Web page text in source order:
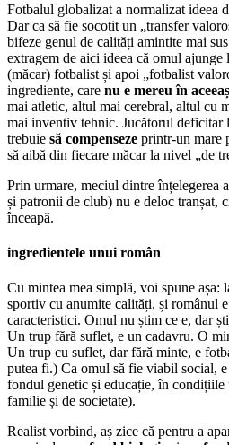
Fotbalul globalizat a normalizat ideea
Dar ca să fie socotit un „transfer
bifeze genul de calități amintite mai
extragem de aici ideea că omul ajunge
(măcar) fotbalist și apoi „fotbalist
ingrediente, care nu e mereu în
mai atletic, altul mai cerebral, altul cu
mai inventiv tehnic. Jucătorul deficitar
trebuie să compenseze printr-un mare
să aibă din fiecare măcar la nivel „de
Prin urmare, meciul dintre înțelegerea
și patronii de club) nu e deloc tranșat,
înceapă.
ingredientele unui român
Cu mintea mea simplă, voi spune așa:
sportiv cu anumite calități, și românul
caracteristici. Omul nu știm ce e, dar
Un trup fără suflet, e un cadavru. O
Un trup cu suflet, dar fără minte, e
putea fi.) Ca omul să fie viabil social,
fondul genetic și educație, în condițiile
familie și de societate).
Realist vorbind, aș zice că pentru a